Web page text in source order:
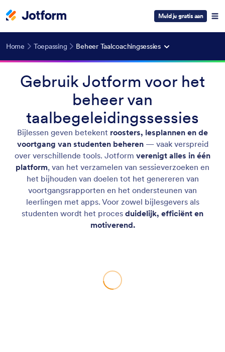
Meld je gratis aan
Home Toepassing Beheer Taalcoachingsessies
Gebruik Jotform voor het
beheer van
taalbegeleidingssessies
Bijlessen geven betekent roosters, lesplannen en de
voortgang van studenten beheren— vaak verspreid
over verschillende tools. Jotform verenigt alles in één
platform, van het verzamelen van sessieverzoeken en
het bijhouden van doelen tot het genereren van
voortgangsrapporten en het ondersteunen van
leerlingen met apps. Voor zowel bijlesgevers als
studenten wordt het proces duidelijk, efficiënt en
motiverend.